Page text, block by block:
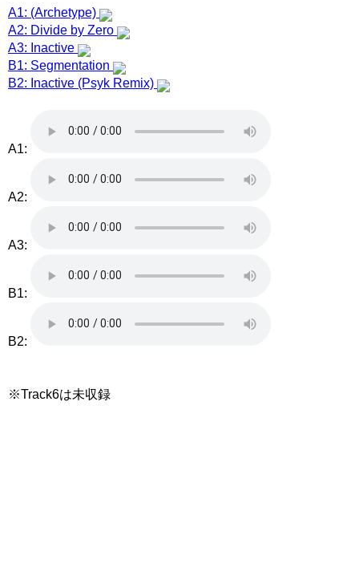
A1: (Archetype)
A2: Divide by Zero
A3: Inactive
B1: Segmentation
B2: Inactive (Psyk Remix)
A1:
A2:
A3:
B1:
B2:
※Track6は未収録